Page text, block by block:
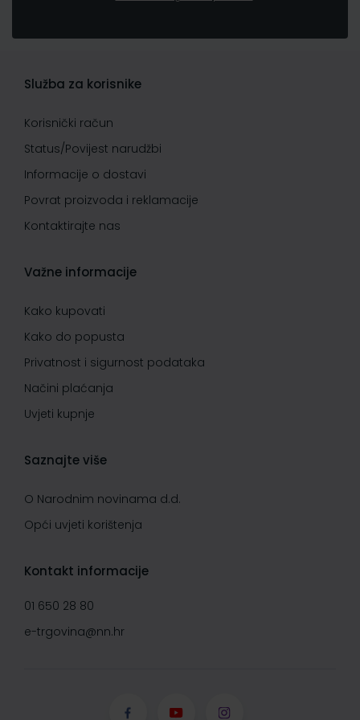
Služba za korisnike
Korisnički račun
Status/Povijest narudžbi
Informacije o dostavi
Povrat proizvoda i reklamacije
Kontaktirajte nas
Važne informacije
Kako kupovati
Kako do popusta
Privatnost i sigurnost podataka
Načini plaćanja
Uvjeti kupnje
Saznajte više
O Narodnim novinama d.d.
Opći uvjeti korištenja
Kontakt informacije
01 650 28 80
e-trgovina@nn.hr